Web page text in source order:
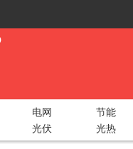
电网
节能
光伏 光热